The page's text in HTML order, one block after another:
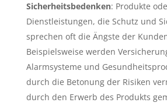
Sicherheitsbedenken: Produkte
Dienstleistungen, die Schutz und
sprechen oft die Ängste der
Beispielsweise werden
Alarmsysteme und
durch die Betonung der Risiken
durch den Erwerb des Produkts